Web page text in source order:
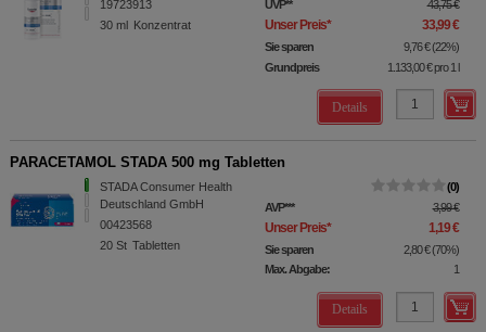
19723913
30 ml Konzentrat
UVP** 43,75 €
Unser Preis* 33,99 €
Sie sparen 9,76 € (22%)
Grundpreis
1.133,00 €pro 1 l
Details
PARACETAMOL STADA 500 mg Tabletten
STADA Consumer Health
Deutschland GmbH
00423568
20 St Tabletten
0
AVP*** 3,99 €
Unser Preis* 1,19 €
Sie sparen 2,80 € (70%)
Max. Abgabe:
1
Details